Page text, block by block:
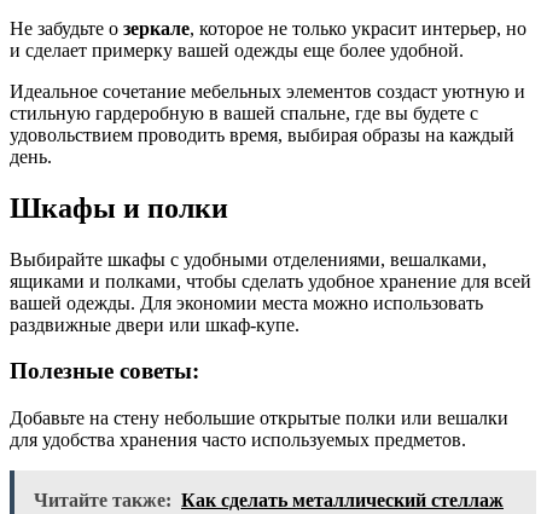
Не забудьте о зеркале, которое не только украсит интерьер, но
и сделает примерку вашей одежды еще более удобной.
Идеальное сочетание мебельных элементов создаст уютную и
стильную гардеробную в вашей спальне, где вы будете с
удовольствием проводить время, выбирая образы на каждый
день.
Шкафы и полки
Выбирайте шкафы с удобными отделениями, вешалками,
ящиками и полками, чтобы сделать удобное хранение для всей
вашей одежды. Для экономии места можно использовать
раздвижные двери или шкаф-купе.
Полезные советы:
Добавьте на стену небольшие открытые полки или вешалки
для удобства хранения часто используемых предметов.
Читайте также: Как сделать металлический стеллаж